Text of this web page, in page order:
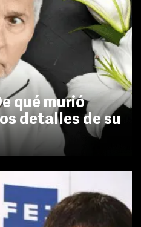
qué murió
detalles de su